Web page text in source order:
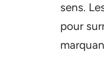
sens.
pour